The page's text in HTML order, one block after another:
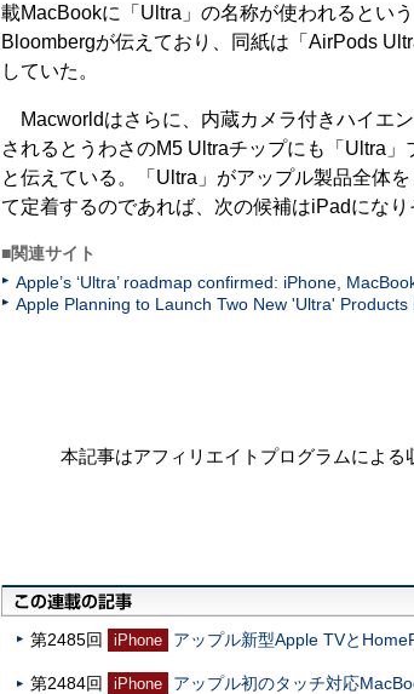
載MacBookに「Ultra」の名称が使われるとい
Bloombergが伝えており、同紙は「AirPods
していた。
Macworldはさらに、内蔵カメラ付きハイエ
されるとうわさのM5 Ultraチップにも「Ultra
と伝えている。「Ultra」がアップル製品全体
て定着するのであれば、次の候補はiPadになり
■関連サイト
Apple’s ‘Ultra’ roadmap confirmed: iPhone,
Apple Planning to Launch Two New 'Ultra'
本記事はアフィリエイトプログラムによ
第2485回 iPhone アップル新型Apple TVと
第2484回 iPhone アップル初のタッチ対応